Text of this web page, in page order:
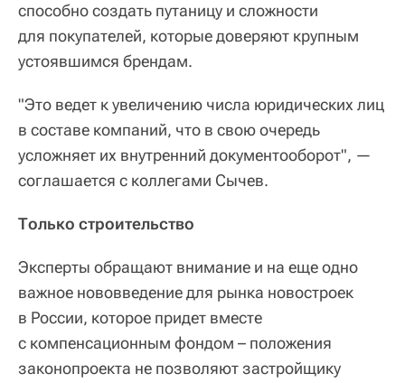
способно создать путаницу и сложности
для покупателей, которые доверяют крупным
устоявшимся брендам.
"Это ведет к увеличению числа юридических лиц
в составе компаний, что в свою очередь
усложняет их внутренний документооборот", —
соглашается с коллегами Сычев.
Только строительство
Эксперты обращают внимание и на еще одно
важное нововведение для рынка новостроек
в России, которое придет вместе
с компенсационным фондом – положения
законопроекта не позволяют застройщику